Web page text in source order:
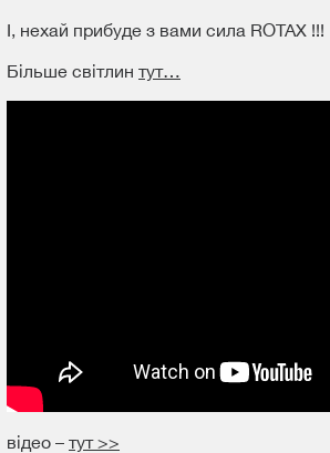
І, нехай прибуде з вами сила ROTAX !!!
Більше світлин тут…
відео – тут >>